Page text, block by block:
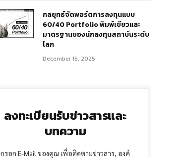
กลยุทธ์จัดพอร์ตการลงทุนแบบ
60/40 Portfolio พิมพ์เขียวและ
มาตรฐานของนักลงทุนสถาบันระดับ
โลก
December 15, 2025
ลงทะเบียนรับข่าวสารและ
บทความ
กรอก E-Mail ของคุณ เพื่อติดตามข่าวสาร, องค์